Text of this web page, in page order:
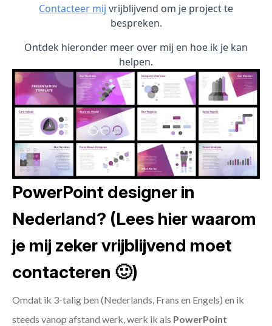
Contacteer mij vrijblijvend om je project te
bespreken.
Ontdek hieronder meer over mij en hoe ik je kan
helpen.
PowerPoint designer in
Nederland? (Lees hier waarom
je mij zeker vrijblijvend moet
contacteren 🙂)
Omdat ik 3-talig ben (Nederlands, Frans en Engels) en ik
steeds vanop afstand werk, werk ik als PowerPoint